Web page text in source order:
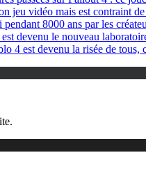
jeu vidéo mais est contraint
pendant 8000 ans par les
devenu le nouveau
4 est devenu la risée de